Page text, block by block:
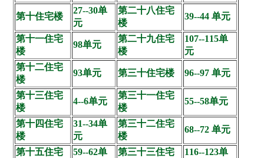
第十住宅楼
27--30单
元
第二十八住宅
楼
39--44 单元
第十一住宅
楼
98单元
第二十九住宅
楼
107--115单
元
第十二住宅
楼
93单元 第三十住宅楼 96--97 单元
第十三住宅
楼
4--6单元
第三十一住宅
楼
55--58单元
第十四住宅
楼
31--34单
元
第三十二住宅
楼
68--72 单元
第十五住宅
59--62单
第三十三住宅
116--123单